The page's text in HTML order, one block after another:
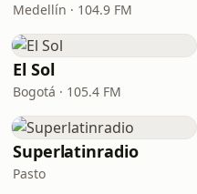
Medellín · 104.9 FM
El Sol
Bogotá · 105.4 FM
Superlatinradio
Pasto